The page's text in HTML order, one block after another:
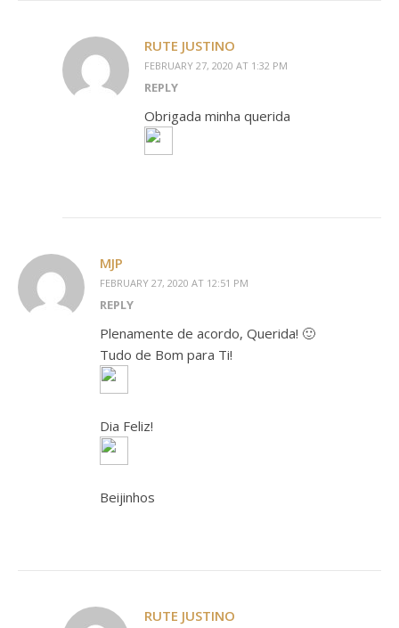
RUTE JUSTINO
FEBRUARY 27, 2020 AT 1:32 PM
REPLY
Obrigada minha querida
MJP
FEBRUARY 27, 2020 AT 12:51 PM
REPLY
Plenamente de acordo, Querida! 🙂
Tudo de Bom para Ti!
Dia Feliz!
Beijinhos
RUTE JUSTINO